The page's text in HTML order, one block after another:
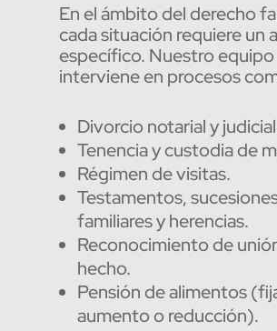
En el ámbito del derecho
cada situación requiere un
específico. Nuestro equipo
interviene en procesos
Divorcio notarial y
Tenencia y custodia de
Régimen de visitas.
Testamentos,
familiares y herencias.
Reconocimiento de
hecho.
Pensión de alimentos
aumento o reducción).